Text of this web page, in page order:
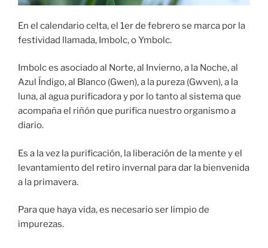
En el calendario celta, el 1er de febrero se marca por la
festividad llamada, Imbolc, o Ymbolc.
Imbolc es asociado al Norte, al Invierno, a la Noche, al
Azul Índigo, al Blanco (Gwen), a la pureza (Gwven), a la
luna, al agua purificadora y por lo tanto al sistema que
acompaña el riñón que purifica nuestro organismo a
diario.
Es a la vez la purificación, la liberación de la mente y el
levantamiento del retiro invernal para dar la bienvenida
a la primavera.
Para que haya vida, es necesario ser limpio de
impurezas.